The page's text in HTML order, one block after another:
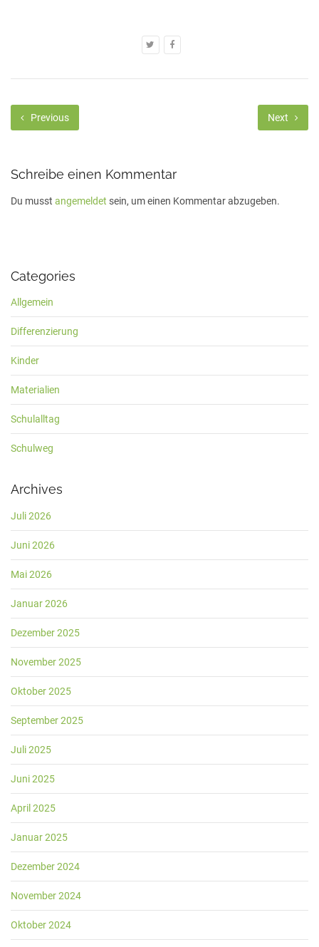
Previous Next
Schreibe einen Kommentar
Du musst angemeldet sein, um einen Kommentar abzugeben.
Categories
Allgemein
Differenzierung
Kinder
Materialien
Schulalltag
Schulweg
Archives
Juli 2026
Juni 2026
Mai 2026
Januar 2026
Dezember 2025
November 2025
Oktober 2025
September 2025
Juli 2025
Juni 2025
April 2025
Januar 2025
Dezember 2024
November 2024
Oktober 2024